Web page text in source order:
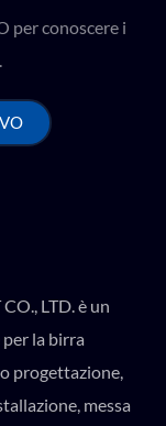
per conoscere i
LTD. è un
la birra
progettazione,
messa